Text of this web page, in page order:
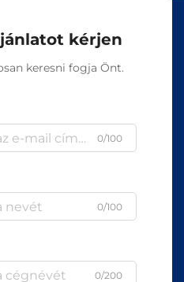
kérjen
keresni fogja Önt.
0/100
0/100
0/200